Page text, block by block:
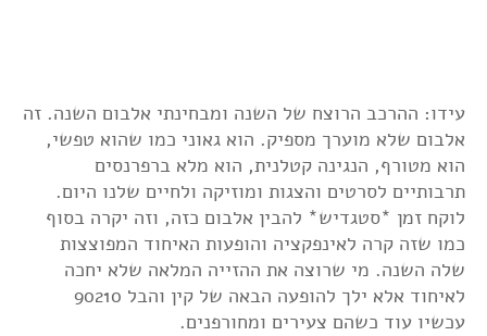
עידו: ההרכב הרוצח של השנה ומבחינתי אלבום השנה. זה
אלבום שלא מוערך מספיק. הוא גאוני כמו שהוא טפשי,
הוא מטורף, הנגינה קטלנית, הוא מלא ברפרנסים
תרבותיים לסרטים והצגות ומוזיקה ולחיים שלנו היום.
לוקח זמן *סטגדיש* להבין אלבום כזה, וזה יקרה בסוף
כמו שזה קרה לאינפקציה והופעות האיחוד המפוצצות
שלה השנה. מי שרוצה את ההזייה המלאה שלא יחכה
לאיחוד אלא ילך להופעה הבאה של קין והבל 90210
עכשיו עוד כשהם צעירים ומחורפנים.